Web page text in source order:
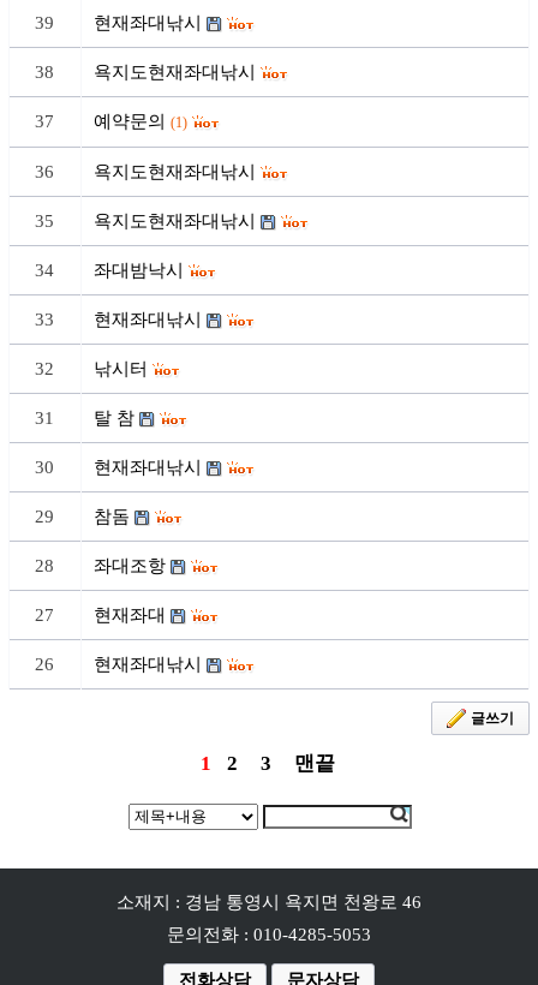
39 현재좌대낚시
38 욕지도현재좌대낚시
37 예약문의 (1)
36 욕지도현재좌대낚시
35 욕지도현재좌대낚시
34 좌대밤낙시
33 현재좌대낚시
32 낚시터
31 탈 참
30 현재좌대낚시
29 참돔
28 좌대조항
27 현재좌대
26 현재좌대낚시
글쓰기
1 2 3 맨끝
소재지 : 경남 통영시 욕지면 천왕로 46
문의전화 : 010-4285-5053
전화상담 문자상담